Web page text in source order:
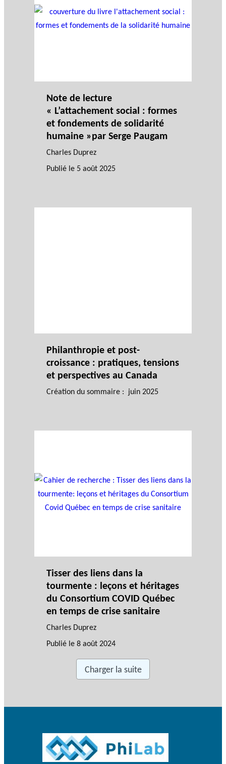
Note de lecture
« L’attachement social : formes
et fondements de solidarité
humaine »par Serge Paugam
Charles Duprez
Publié le 5 août 2025
Philanthropie et post-
croissance : pratiques, tensions
et perspectives au Canada
Création du sommaire : juin 2025
Tisser des liens dans la
tourmente : leçons et héritages
du Consortium COVID Québec
en temps de crise sanitaire
Charles Duprez
Publié le 8 août 2024
Charger la suite